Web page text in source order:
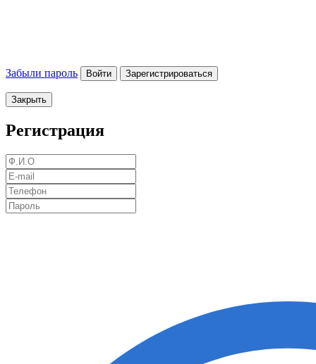
Забыли пароль Войти Зарегистрироваться
Закрыть
Регистрация